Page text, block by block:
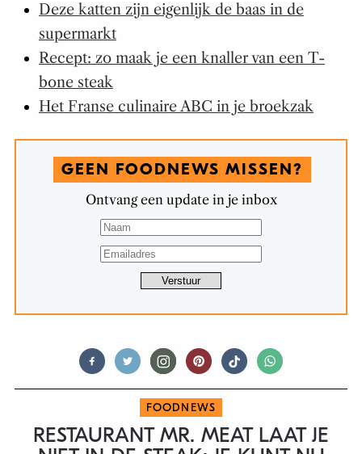
Deze katten zijn eigenlijk de baas in de
supermarkt
Recept: zo maak je een knaller van een T-
bone steak
Het Franse culinaire ABC in je broekzak
GEEN FOODNEWS MISSEN?
Ontvang een update in je inbox
FOODNEWS
RESTAURANT MR. MEAT LAAT JE